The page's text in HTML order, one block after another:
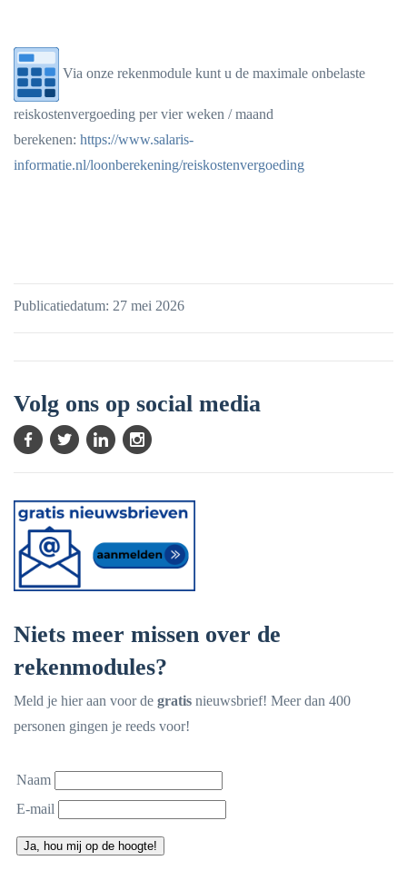
Via onze rekenmodule kunt u de maximale onbelaste
reiskostenvergoeding per vier weken / maand
berekenen: https://www.salaris-
informatie.nl/loonberekening/reiskostenvergoeding
Publicatiedatum: 27 mei 2026
Volg ons op social media
Niets meer missen over de
rekenmodules?
Meld je hier aan voor de gratis nieuwsbrief! Meer dan 400
personen gingen je reeds voor!
Naam
E-mail
Ja, hou mij op de hoogte!